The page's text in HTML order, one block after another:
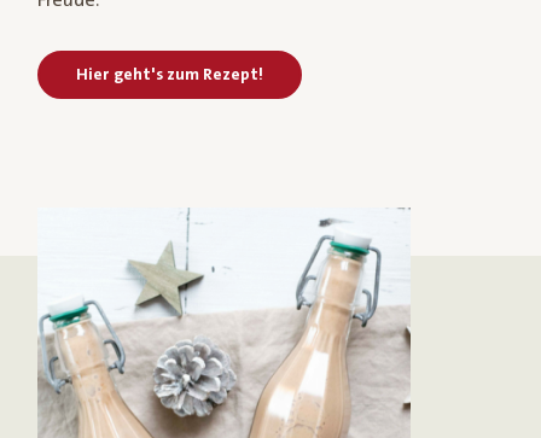
Hier geht's zum Rezept!